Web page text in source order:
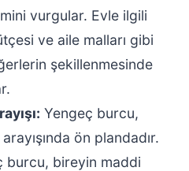
vurgular. Evle ilgili
ve aile malları gibi
şekillenmesinde
Yengeç burcu,
ön plandadır.
burcu, bireyin maddi